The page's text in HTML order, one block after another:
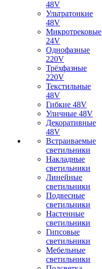
48V
Ультратонкие
48V
Микротрековые
24V
Однофазные
220V
Трёхфазные
220V
Текстильные
48V
Гибкие 48V
Уличные 48V
Декоративные
48V
Встраиваемые
светильники
Накладные
светильники
Линейные
светильники
Подвесные
светильники
Настенные
светильники
Гипсовые
светильники
Мебельные
светильники